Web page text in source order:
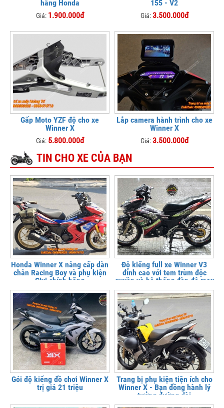
hãng Honda
Giá: 1.900.000đ
155 - V2
Giá:3.500.000đ
Gấp Moto YZF độ cho xe
Winner X
Giá: 5.800.000đ
Lắp camera hành trình cho xe
Winner X
Giá:3.500.000đ
TIN CHO XE CỦA BẠN
Honda Winner X nâng cấp dàn
chân Racing Boy và phụ kiện
Givi chính hãng
Độ kiểng full xe Winner V3
đỉnh cao với tem trùm độc
quyền và hệ thống đèn độ max
option
Gói độ kiểng đồ chơi Winner X
trị giá 21 triệu
Trang bị phụ kiện tiện ích cho
Winner X - Bạn đồng hành lý
tưởng đường dài